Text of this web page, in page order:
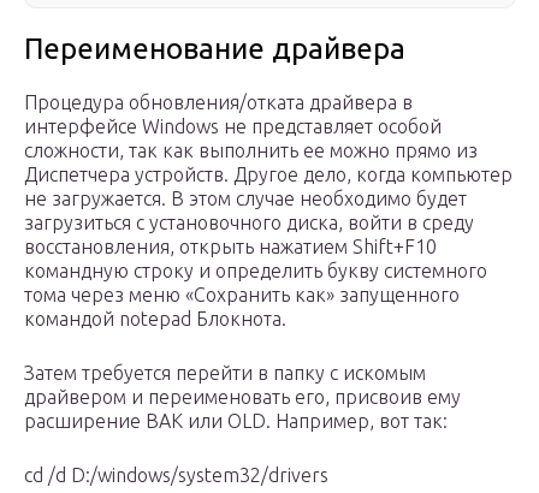
Переименование драйвера
Процедура обновления/отката драйвера в
интерфейсе Windows не представляет особой
сложности, так как выполнить ее можно прямо из
Диспетчера устройств. Другое дело, когда компьютер
не загружается. В этом случае необходимо будет
загрузиться с установочного диска, войти в среду
восстановления, открыть нажатием Shift+F10
командную строку и определить букву системного
тома через меню «Сохранить как» запущенного
командой notepad Блокнота.
Затем требуется перейти в папку с искомым
драйвером и переименовать его, присвоив ему
расширение BAK или OLD. Например, вот так:
cd /d D:/windows/system32/drivers